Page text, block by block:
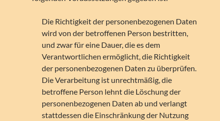
Die Richtigkeit der personenbezogenen Daten
wird von der betroffenen Person bestritten,
und zwar für eine Dauer, die es dem
Verantwortlichen ermöglicht, die Richtigkeit
der personenbezogenen Daten zu überprüfen.
Die Verarbeitung ist unrechtmäßig, die
betroffene Person lehnt die Löschung der
personenbezogenen Daten ab und verlangt
stattdessen die Einschränkung der Nutzung